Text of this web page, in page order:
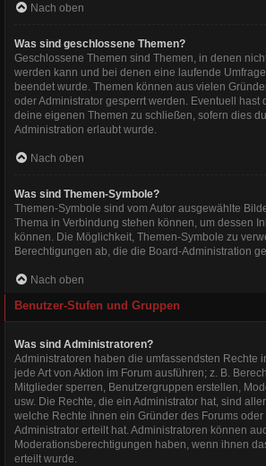
Nach oben
Was sind geschlossene Themen?
Geschlossene Themen sind Themen, in denen
werden kann und bei denen eine laufende
beendet wurde. Themen können aus vielen
oder Administrator gesperrt werden. Eventuell hast
deine eigenen Themen zu schließen, sofern dies
Administration erlaubt wurde.
Nach oben
Was sind Themen-Symbole?
Themen-Symbole sind vom Autor ausgewählte
Thema in Verbindung stehen können, um dessen
können. Die Möglichkeit, Themen-Symbole zu
Berechtigungen ab, die die Board-Administration
Nach oben
Benutzer-Stufen und Gruppen
Was sind Administratoren?
Administratoren haben die umfassendsten Rechte
jede Art von Aktion im Forum ausführen; z. B.
Mitglieder sperren, Benutzergruppen erstellen,
usw. Die Rechte, die ein Administrator hat, sind
welche Rechte ihnen ein Gründer des Forums
Administrator erteilt hat. Administratoren können
Moderationsberechtigungen haben, wenn ihnen
erteilt wurde.